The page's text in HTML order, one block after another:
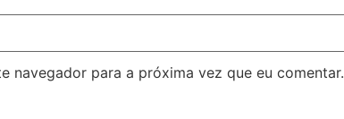
navegador para a próxima vez que eu comentar.